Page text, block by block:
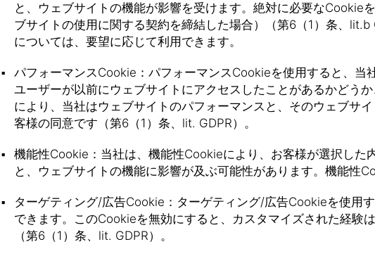
と、ウェブサイトの機能が影響を受けます。絶対に必要なCookie
ブサイトの使用に関する契約を締結した場合）（第6（1）条、
については、要望に応じて利用できます。
パフォーマンスCookie：パフォーマンスCookieを使用すると、当
ユーザーが以前にウェブサイトにアクセスしたことがあるかどう
により、当社はウェブサイトのパフォーマンスと、そのウェブサ
客様の同意です（第6（1）条、lit. GDPR）。
機能性Cookie：当社は、機能性Cookieにより、お客様が選択し
と、ウェブサイトの機能に影響が及ぶ可能性があります。機能性
ターゲティング/広告Cookie：ターゲティング/広告Cookieを使用
できます。このCookieを無効にすると、カスタマイズされた経験
（第6（1）条、lit. GDPR）。